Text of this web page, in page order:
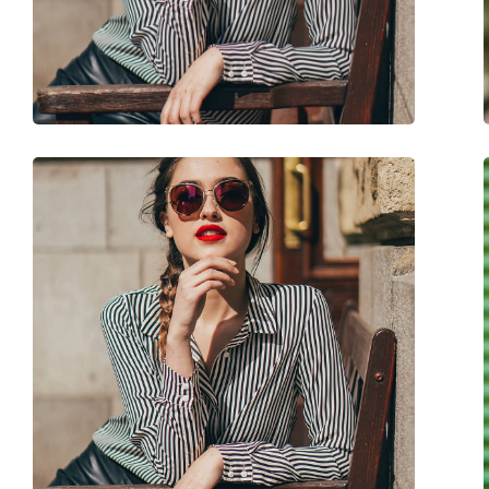
50 г
Регулируемые носоупоры:
Да
Аксессуары
Футляр:
Да
Салфетка для чистки:
Да
Женские
Солнцезащитные
Michael Kors
Использование:
Мода
MK1023 106413 56